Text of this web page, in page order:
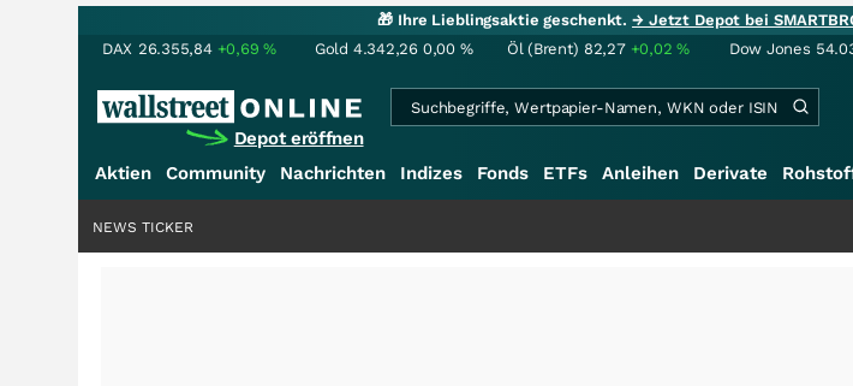
🎁 Ihre Lieblingsaktie geschenkt.→ Jetzt Depot bei
DAX 26.355,84 +0,69% Gold 4.342,26 0,00 % Öl (Brent) 82,27 +0,02% Dow Jones
Depot eröffnen
Aktien Community Nachrichten Indizes Fonds ETFs Anleihen Derivate
NEWS TICKER